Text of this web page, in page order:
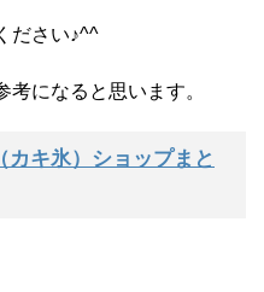
ださい♪^^
になると思います。
キ氷）ショップまと